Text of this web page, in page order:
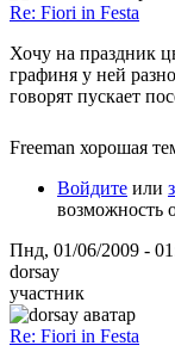
Re: Fiori in Festa
Хочу на праздник
графиня у ней
говорят пускает
Freeman хорошая
Войдите или
возможность
Пнд, 01/06/2009 -
dorsay
участник
Re: Fiori in Festa